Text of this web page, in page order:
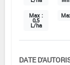
Max :
0,5
L/ha
DATE